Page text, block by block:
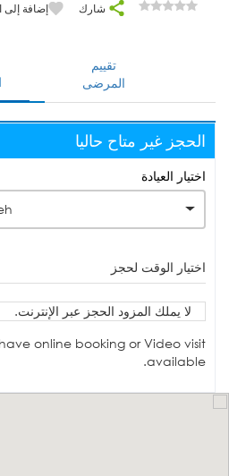
شارك إضافة إلى
تقييم
المرضى
الحجز غير متاح حاليا
اختيار العيادة
اختيار الوقت لحجز
لا يملك المزود الحجز عبر الإنترنت.
online booking or Video visit
available.